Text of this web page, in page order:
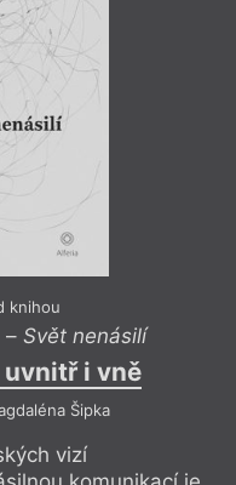
knihou
– Svět nenásilí
i vně
Šipka
vizí